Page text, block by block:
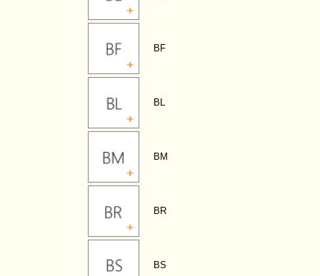
BF
BL
BM
BR
BS